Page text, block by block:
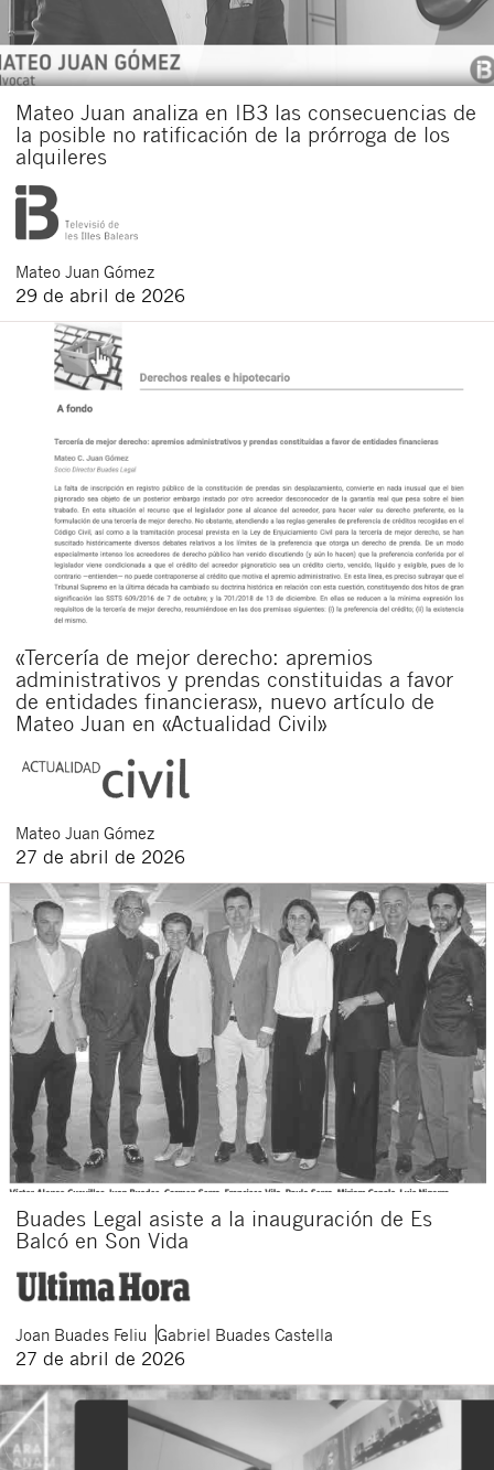
Mateo Juan analiza en IB3 las consecuencias de
la posible no ratificación de la prórroga de los
alquileres
Mateo Juan Gómez
29 de abril de 2026
«Tercería de mejor derecho: apremios
administrativos y prendas constituidas a favor
de entidades financieras», nuevo artículo de
Mateo Juan en «Actualidad Civil»
Mateo Juan Gómez
27 de abril de 2026
Buades Legal asiste a la inauguración de Es
Balcó en Son Vida
Joan Buades Feliu Gabriel Buades Castella
27 de abril de 2026